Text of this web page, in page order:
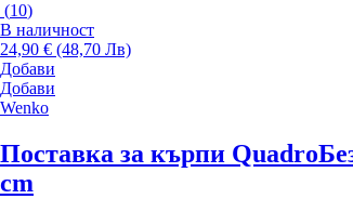
(10)
В наличност
24,90 € (48,70 Лв)
Добави
Добави
Wenko
Поставка за кърпи Quadro
cm